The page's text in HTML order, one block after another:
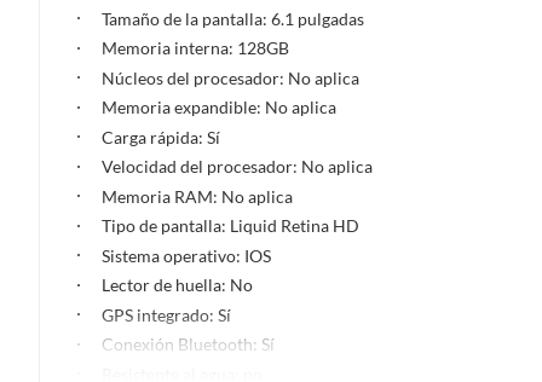
Tamaño de la pantalla: 6.1 pulgadas
Memoria interna: 128GB
Núcleos del procesador: No aplica
Memoria expandible: No aplica
Carga rápida: Sí
Velocidad del procesador: No aplica
Memoria RAM: No aplica
Tipo de pantalla: Liquid Retina HD
Sistema operativo: IOS
Lector de huella: No
GPS integrado: Sí
Conexión Bluetooth: Sí